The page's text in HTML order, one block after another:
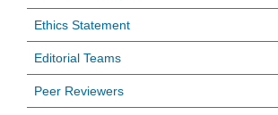
Ethics Statement
Editorial Teams
Peer Reviewers